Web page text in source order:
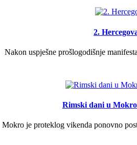
2.
Nakon uspješne prošlogodišnje
Rimski dani u
Mokro je proteklog vikenda ponovno